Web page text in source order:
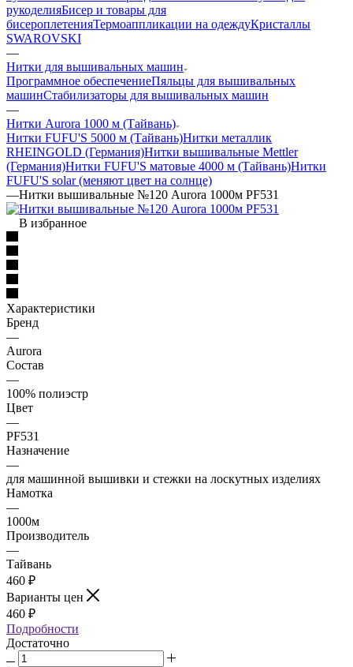
рукоделияБисер и товары для
бисероплетенияТермоаппликации на одеждуКристаллы
SWAROVSKI
—
Нитки для вышивальных машин
Программное обеспечениеПяльцы для вышивальных
машинСтабилизаторы для вышивальных машин
—
Нитки Aurora 1000 м (Тайвань)
Нитки FUFU'S 5000 м (Тайвань)Нитки металлик
RHEINGOLD (Германия)Нитки вышивальные Mettler
(Германия)Нитки FUFU'S матовые 4000 м (Тайвань)Нитки
FUFU'S solar (меняют цвет на солнце)
—Нитки вышивальные №120 Aurora 1000м PF531
В избранное
Характеристики
Бренд
—
Aurora
Состав
—
100% полиэстр
Цвет
—
PF531
Назначение
—
для машинной вышивки и стежки на лоскутных изделиях
Намотка
—
1000м
Производитель
—
Тайвань
460 ₽
Варианты цен
460 ₽
Подробности
Достаточно